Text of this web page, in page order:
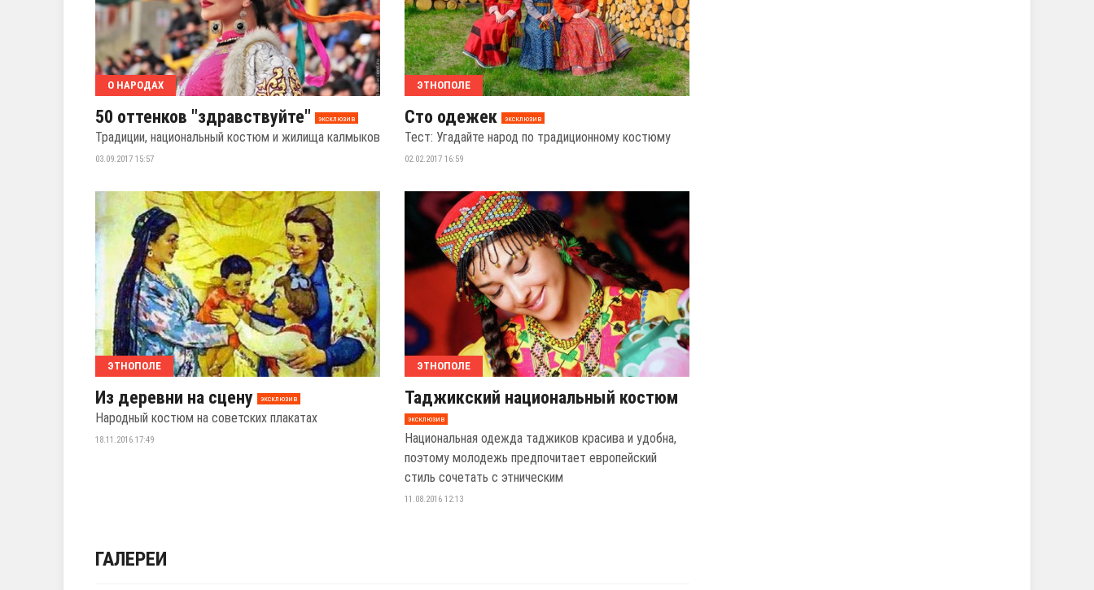
О НАРОДАХ
50 оттенков "здравствуйте" эксклюзив
Традиции, национальный костюм и жилища калмыков
03.09.2017 15:57
ЭТНОПОЛЕ
Сто одежек эксклюзив
Тест: Угадайте народ по традиционному костюму
02.02.2017 16:59
ЭТНОПОЛЕ
Из деревни на сцену эксклюзив
Народный костюм на советских плакатах
18.11.2016 17:49
ЭТНОПОЛЕ
Таджикский национальный костюм
эксклюзив
Национальная одежда таджиков красива и удобна,
поэтому молодежь предпочитает европейский
стиль сочетать с этническим
11.08.2016 12:13
ГАЛЕРЕИ